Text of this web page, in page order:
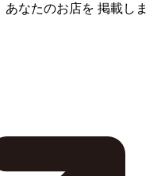
あなたのお店を 掲載しま